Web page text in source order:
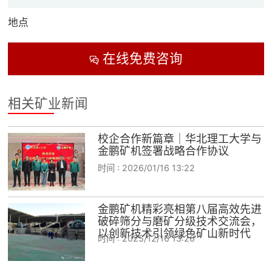
地点
在线免费咨询
相关矿业新闻
校企合作新篇章｜华北理工大学与
金鹏矿机签署战略合作协议
时间 : 2026/01/16 13:22
金鹏矿机精彩亮相第八届高效先进
破碎筛分与磨矿分级技术交流会，
以创新技术引领绿色矿山新时代
时间 :2025/12/16 13:26
 服务体系
 矿山设计院

 关于金鹏
发展历程